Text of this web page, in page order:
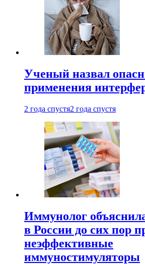
Ученый назвал
применения
2 года спустя2 года спустя
Иммунолог
в России до сих пор
неэффективные
иммуностимуляторы